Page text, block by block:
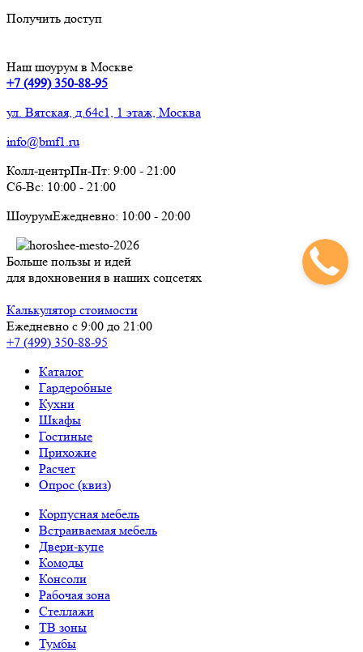
Получить доступ
Наш шоурум в Москве
+7 (499) 350-88-95
ул. Вятская, д.64с1, 1 этаж, Москва
info@bmf1.ru
Колл-центрПн-Пт: 9:00 - 21:00
Сб-Вс: 10:00 - 21:00
ШоурумЕжедневно: 10:00 - 20:00
Больше пользы и идей
для вдохновения в наших соцсетях
Калькулятор стоимости
Ежедневно с 9:00 до 21:00
+7 (499) 350-88-95
Каталог
Гардеробные
Кухни
Шкафы
Гостиные
Прихожие
Расчет
Опрос (квиз)
Корпусная мебель
Встраиваемая мебель
Двери-купе
Комоды
Консоли
Рабочая зона
Стеллажи
ТВ зоны
Тумбы